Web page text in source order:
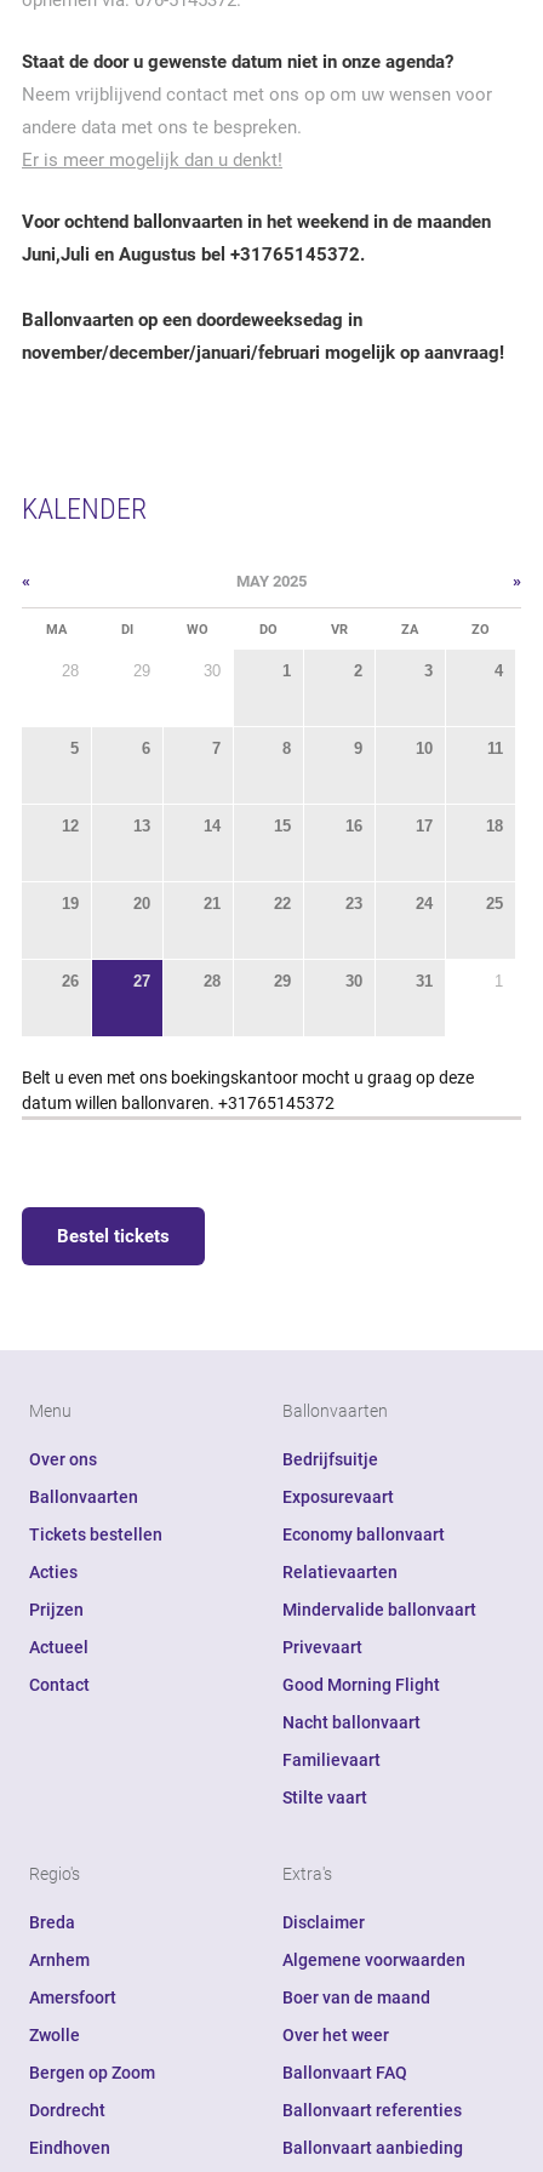
Staat de door u gewenste datum niet in onze agenda?
Neem vrijblijvend contact met ons op om uw wensen voor
andere data met ons te bespreken.
Er is meer mogelijk dan u denkt!
Voor ochtend ballonvaarten in het weekend in de maanden
Juni,Juli en Augustus bel +31765145372.
Ballonvaarten op een doordeweeksedag in
november/december/januari/februari mogelijk op aanvraag!
KALENDER
« MAY 2025 »
MA DI WO DO VR ZA ZO
28 29 30 1 2 3 4
5 6 7 8 9 10 11
12 13 14 15 16 17 18
19 20 21 22 23 24 25
26 27 28 29 30 31 1
Belt u even met ons boekingskantoor mocht u graag op deze
datum willen ballonvaren. +31765145372
Bestel tickets
Menu
Over ons
Ballonvaarten
Tickets bestellen
Acties
Prijzen
Actueel
Contact
Ballonvaarten
Bedrijfsuitje
Exposurevaart
Economy ballonvaart
Relatievaarten
Mindervalide ballonvaart
Privevaart
Good Morning Flight
Nacht ballonvaart
Familievaart
Stilte vaart
Regio's
Breda
Arnhem
Amersfoort
Zwolle
Bergen op Zoom
Dordrecht
Eindhoven
Extra's
Disclaimer
Algemene voorwaarden
Boer van de maand
Over het weer
Ballonvaart FAQ
Ballonvaart referenties
Ballonvaart aanbieding